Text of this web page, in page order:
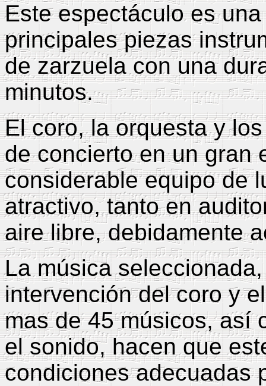
Este espectáculo es
principales piezas
de zarzuela con una
minutos.
El coro, la orquesta y
de concierto en un gran
considerable equipo de
atractivo, tanto en
aire libre, debidamente
La música
intervención del coro y
mas de 45 músicos, así
el sonido, hacen que
condiciones adecuadas